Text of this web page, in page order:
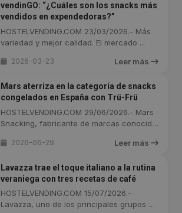
vendinGO: “¿Cuáles son los snacks más
vendidos en expendedoras?”
HOSTELVENDING.COM 23/03/2026.- Más
variedad y mejor calidad. El mercado ...
2026-03-23 Leer más
Mars aterriza en la categoría de snacks
congelados en España con Trü-Frü
HOSTELVENDING.COM 29/06/2026.- Mars
Snacking, fabricante de marcas conocido
2026-06-29 Leer más
Lavazza trae el toque italiano a la rutina
veraniega con tres recetas de café
HOSTELVENDING.COM 15/07/2026.-
Lavazza, uno de los principales grupos de